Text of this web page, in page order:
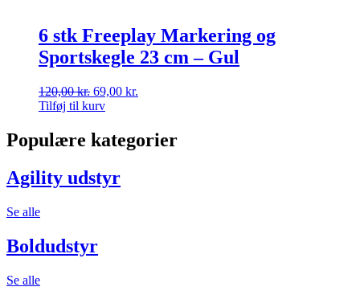
6 stk Freeplay Markering og
Sportskegle 23 cm – Gul
120,00kr. Den
oprindelige
var:
120,00 kr..
69,00 kr.
69,00 kr..
Tilføj til kurv
Populære kategorier
Agility udstyr
Se alle
Boldudstyr
Se alle